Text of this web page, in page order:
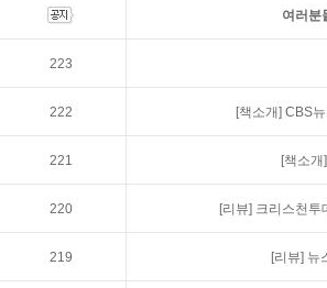
여러분
223
222 [책소개] CBS
221 [책소개]
220 [리뷰] 크리스천투
219 [리뷰] 뉴